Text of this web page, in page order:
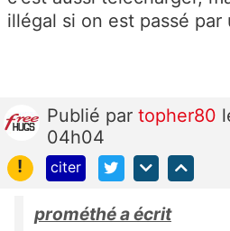
illégal si on est passé par
Publié par topher80
04h04
!
citer
prométhé a écrit